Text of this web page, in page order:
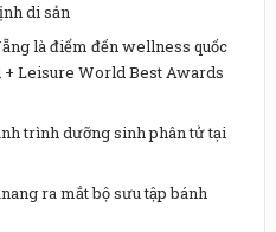
di sản
là điểm đến wellness quốc
+ Leisure World Best Awards
trình dưỡng sinh phân tử tại
ra mắt bộ sưu tập bánh